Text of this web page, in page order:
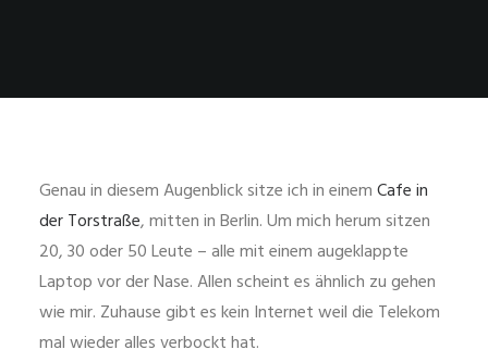
Genau in diesem Augenblick sitze ich in einemCafe in
der Torstraße, mitten in Berlin. Um mich herum sitzen
20, 30 oder 50 Leute – alle mit einem augeklappte
Laptop vor der Nase. Allen scheint es ähnlich zu gehen
wie mir. Zuhause gibt es kein Internet weil die Telekom
mal wieder alles verbockt hat.